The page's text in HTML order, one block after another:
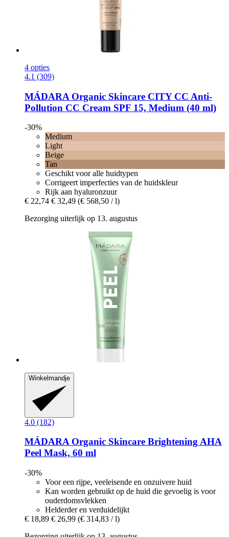
4 opties
4.1 (309)
MÁDARA Organic Skincare CITY CC Anti-​
Pollution CC Cream SPF 15, Medium (40 ml)
-30%
Medium
Light
Beige
Tan
Geschikt voor alle huidtypen
Corrigeert imperfecties van de huidskleur
Rijk aan hyaluronzuur
€ 22,74 € 32,49 (€ 568,50 / l)
Bezorging uiterlijk op 13. augustus
Winkelmandje
4.0 (182)
MÁDARA Organic Skincare Brightening AHA
Peel Mask, 60 ml
-30%
Voor een rijpe, veeleisende en onzuivere huid
Kan worden gebruikt op de huid die gevoelig is voor
ouderdomsvlekken
Helderder en verduidelijkt
€ 18,89 € 26,99 (€ 314,83 / l)